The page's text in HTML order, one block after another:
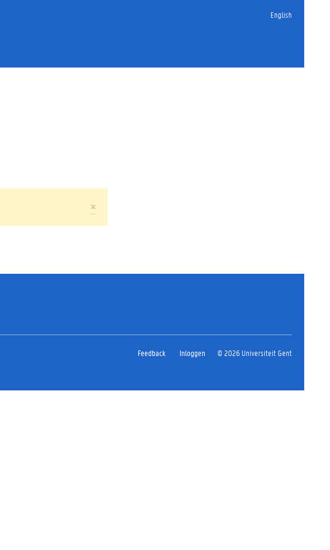
English
×
Feedback Inloggen © 2026 Universiteit Gent